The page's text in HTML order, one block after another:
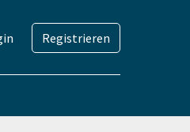
Registrieren